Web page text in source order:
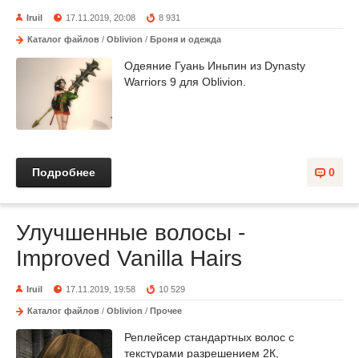
Iruil 17.11.2019, 20:08 8 931
Каталог файлов / Oblivion / Броня и одежда
Одеяние Гуань Иньпин из Dynasty
Warriors 9 для Oblivion.
0
Подробнее
Улучшенные волосы -
Improved Vanilla Hairs
Iruil 17.11.2019, 19:58 10 529
Каталог файлов / Oblivion / Прочее
Реплейсер стандартных волос с
текстурами разрешением 2К,